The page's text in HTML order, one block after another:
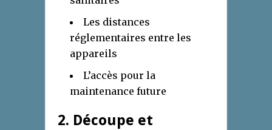
Les distances
réglementaires entre les
appareils
L’accès pour la
maintenance future
2. Découpe et